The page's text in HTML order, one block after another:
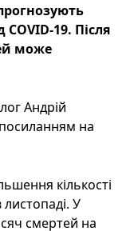
19. Після
може
Андрій
на
кількості
У
смертей на